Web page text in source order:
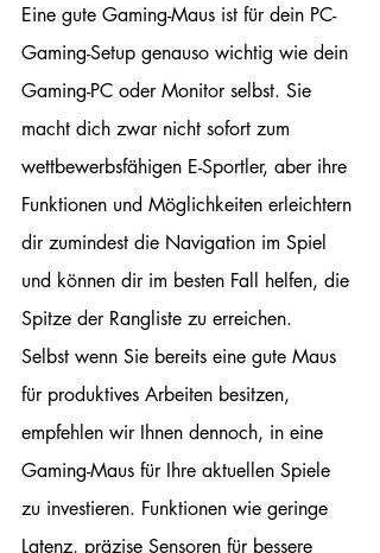
Eine gute Gaming-Maus ist für dein PC-
Gaming-Setup genauso wichtig wie dein
Gaming-PC oder Monitor selbst. Sie
macht dich zwar nicht sofort zum
wettbewerbsfähigen E-Sportler, aber ihre
Funktionen und Möglichkeiten erleichtern
dir zumindest die Navigation im Spiel
und können dir im besten Fall helfen, die
Spitze der Rangliste zu erreichen.
Selbst wenn Sie bereits eine gute Maus
für produktives Arbeiten besitzen,
empfehlen wir Ihnen dennoch, in eine
Gaming-Maus für Ihre aktuellen Spiele
zu investieren. Funktionen wie geringe
Latenz, präzise Sensoren für bessere